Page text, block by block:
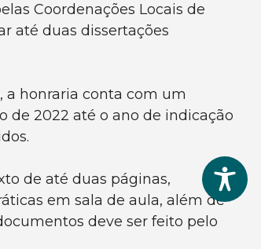
Coordenações Locais de
até duas dissertações
a honraria conta com um
de 2022 até o ano de indicação
de até duas páginas,
em sala de aula, além de
deve ser feito pelo